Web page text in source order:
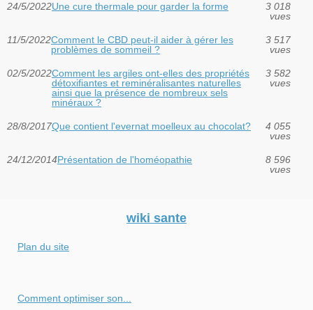
24/5/2022Une cure thermale pour garder la forme
3 018
vues
11/5/2022Comment le CBD peut-il aider à gérer les
problèmes de sommeil ?
3 517
vues
02/5/2022Comment les argiles ont-elles des propriétés
détoxifiantes et reminéralisantes naturelles
ainsi que la présence de nombreux sels
minéraux ?
3 582
vues
28/8/2017Que contient l'evernat moelleux au chocolat?
4 055
vues
24/12/2014Présentation de l'homéopathie
8 596
vues
wiki sante
Plan du site
Comment optimiser son...